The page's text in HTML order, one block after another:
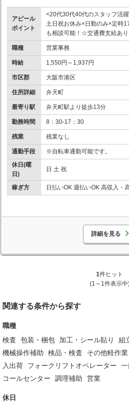
アピール
ポイント
<20代30代40代のスタッフ活
土日祝お休み×日勤のみ×定
も相談可能！☆交通費支給あり
職種 営業事務
時給 1,550円～1,937円
市区郡 大阪市港区
住所詳細 弁天町
最寄り駅 弁天町駅より徒歩13分
勤務時間 8：30-17：30
残業 残業なし
通勤手段
※自転車通勤可能です。
休日(曜
日)
日 土 祝
稼ぎ方 日払いOK 週払いOK 高収入・
詳細を見る
1件ヒット
(1～1件表示中
関連する条件から探す
職種
検査
包装・梱包 加工・シール貼り 組
機械操作補助
検品・検査 その他軽作業
入出荷
フォークリフトオペレーター
コールセンター
調理補助 営業
休日